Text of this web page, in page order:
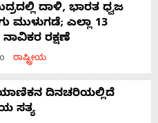
ದಾಳಿ, ಭಾರತ ಧ್ವಜ
ಮುಳುಗಡೆ; ಎಲ್ಲಾ 13
ರಕ್ಷಣೆ
ರಾಷ್ಟ್ರೀಯ
ದಿನಚರಿಯಲ್ಲಿದೆ
ಸತ್ಯ